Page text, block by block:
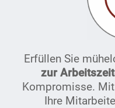
Erfüllen Sie
zur
Kompromisse. Mit
Ihre